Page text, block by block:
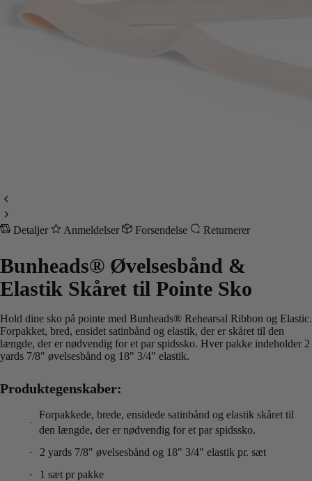
Detaljer Anmeldelser Forsendelse Returnerer
Bunheads® Øvelsesbånd &
Elastik Skåret til Pointe Sko
Hold dine sko på pointe med Bunheads® Rehearsal Ribbon og Elastic.
Forpakket, bred, ensidet satinbånd og elastik, der er skåret til den
længde, der er nødvendig for et par spidssko. Hver pakke indeholder 2
yards 7/8" øvelsesbånd og 18" 3/4" elastik.
Produktegenskaber:
Forpakkede, brede, ensidede satinbånd og elastik skåret til
den længde, der er nødvendig for et par spidssko.
2 yards 7/8" øvelsesbånd og 18" 3/4" elastik pr. sæt
1 sæt pr pakke